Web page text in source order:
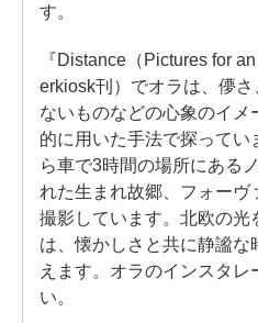
す。
『Distance（Pictures for
erkiosk刊）でオラは、儚さ
ないものなどの心象のイメ
的に用いた手法で探って
ら車で3時間の場所にある
れた生まれ故郷、フォーヴ
撮影しています。北欧の光
は、懐かしさと共に静謐
えます。オラのインスタレ
い。